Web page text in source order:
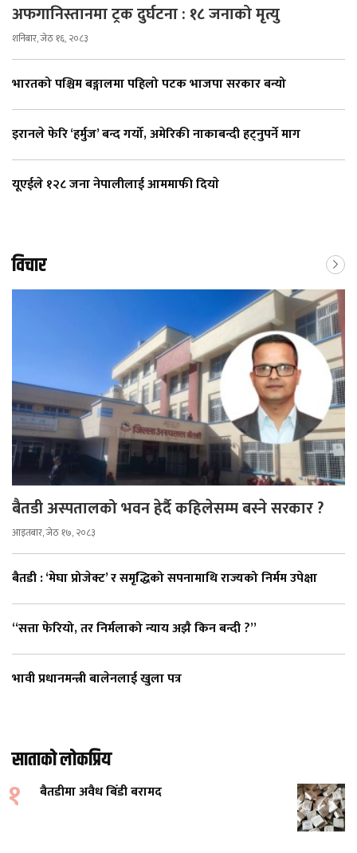
अफगानिस्तानमा ट्रक दुर्घटना : १८ जनाको मृत्यु
शनिबार, जेठ १६, २०८३
भारतको पश्चिम बङ्गालमा पहिलो पटक भाजपा सरकार बन्यो
इरानले फेरि ‘हर्मुज’ बन्द गर्यो, अमेरिकी नाकाबन्दी हट्नुपर्ने माग
यूएईले १२८ जना नेपालीलाई आममाफी दियाे
विचार
बैतडी अस्पतालको भवन हेर्दै कहिलेसम्म बस्ने सरकार ?
आइतबार, जेठ १७, २०८३
बैतडी : ‘मेघा प्रोजेक्ट’ र समृद्धिको सपनामाथि राज्यको निर्मम उपेक्षा
“सत्ता फेरियो, तर निर्मलाको न्याय अझै किन बन्दी ?”
भावी प्रधानमन्त्री बालेनलाई खुला पत्र
साताको लोकप्रिय
१ बैतडीमा अवैध बिँडी बरामद